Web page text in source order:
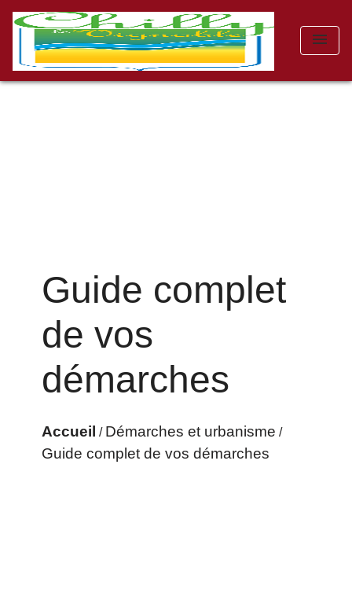
menu
Guide complet
de vos
démarches
Accueil / Démarches et urbanisme /
Guide complet de vos démarches